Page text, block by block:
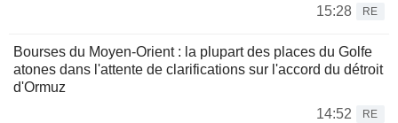
15:28
RE
Bourses du Moyen-Orient : la plupart des places du Golfe
atones dans l'attente de clarifications sur l'accord du détroit
d'Ormuz
14:52
RE